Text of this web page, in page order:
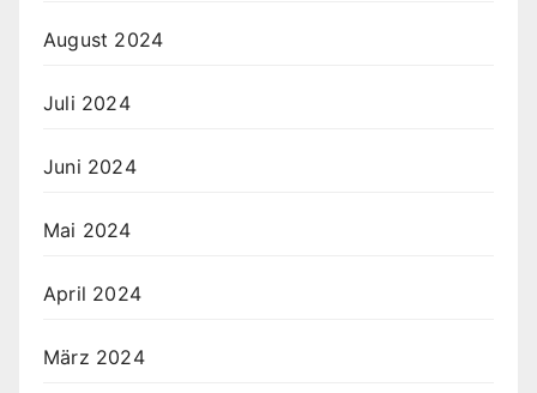
August 2024
Juli 2024
Juni 2024
Mai 2024
April 2024
März 2024